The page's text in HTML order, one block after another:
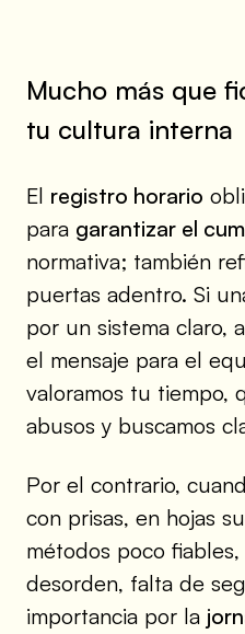
Mucho más que
tu cultura interna
El registro horario
para garantizar el
normativa; también
puertas adentro. Si
por un sistema claro,
el mensaje para el
valoramos tu tiempo,
abusos y buscamos
Por el contrario,
con prisas, en hojas
métodos poco
desorden, falta de
importancia por la